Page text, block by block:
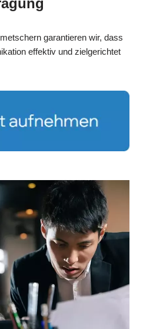
garantieren wir, dass
effektiv und zielgerichtet